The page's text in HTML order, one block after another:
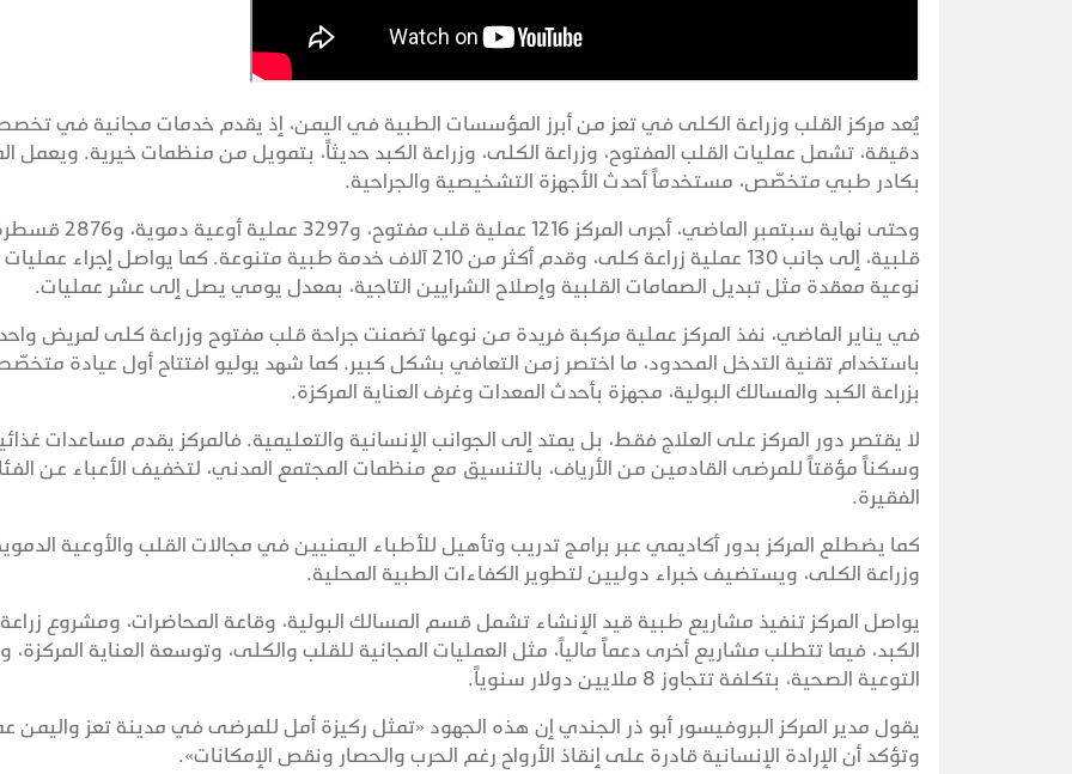
يُعد مركز القلب وزراعة الكلى في تعز من أبرز المؤسسات الطبية في اليمن، إذ يقدم خدمات مجانية في
دقيقة، تشمل عمليات القلب المفتوح، وزراعة الكلى، وزراعة الكبد حديثاً، بتمويل من منظمات خيرية. ويعمل
بكادر طبي متخصّص، مستخدماً أحدث الأجهزة التشخيصية والجراحية.
وحتى نهاية سبتمبر الماضي، أجرى المركز 1216 عملية قلب مفتوح، و3297 عملية أوعية
قلبية، إلى جانب 130 عملية زراعة كلى، وقدم أكثر من 210 آلاف خدمة طبية متنوعة. كما يواصل إجراء عمليات
نوعية معقدة مثل تبديل الصمامات القلبية وإصلاح الشرايين التاجية، بمعدل يومي يصل إلى عشر عمليات.
في يناير الماضي، نفذ المركز عملية مركبة فريدة من نوعها تضمنت جراحة قلب مفتوح وزراعة كلى لمريض
باستخدام تقنية التدخل المحدود، ما اختصر زمن التعافي بشكل كبير. كما شهد يوليو افتتاح أول عيادة
بزراعة الكبد والمسالك البولية، مجهزة بأحدث المعدات وغرف العناية المركزة.
لا يقتصر دور المركز على العلاج فقط، بل يمتد إلى الجوانب الإنسانية والتعليمية. فالمركز يقدم مساعدات
وسكناً مؤقتاً للمرضى القادمين من الأرياف، بالتنسيق مع منظمات المجتمع المدني، لتخفيف الأعباء عن
الفقيرة.
كما يضطلع المركز بدور أكاديمي عبر برامج تدريب وتأهيل للأطباء اليمنيين في مجالات القلب والأوعية
وزراعة الكلى، ويستضيف خبراء دوليين لتطوير الكفاءات الطبية المحلية.
يواصل المركز تنفيذ مشاريع طبية قيد الإنشاء تشمل قسم المسالك البولية، وقاعة المحاضرات، ومشروع زراعة
الكبد، فيما تتطلب مشاريع أخرى دعماً مالياً، مثل العمليات المجانية للقلب والكلى، وتوسعة العناية المركزة،
التوعية الصحية، بتكلفة تتجاوز 8 ملايين دولار سنوياً.
يقول مدير المركز البروفيسور أبو ذر الجندي إن هذه الجهود «تمثل ركيزة أمل للمرضى في مدينة تعز واليمن
وتؤكد أن الإرادة الإنسانية قادرة على إنقاذ الأرواح رغم الحرب والحصار ونقص الإمكانات».